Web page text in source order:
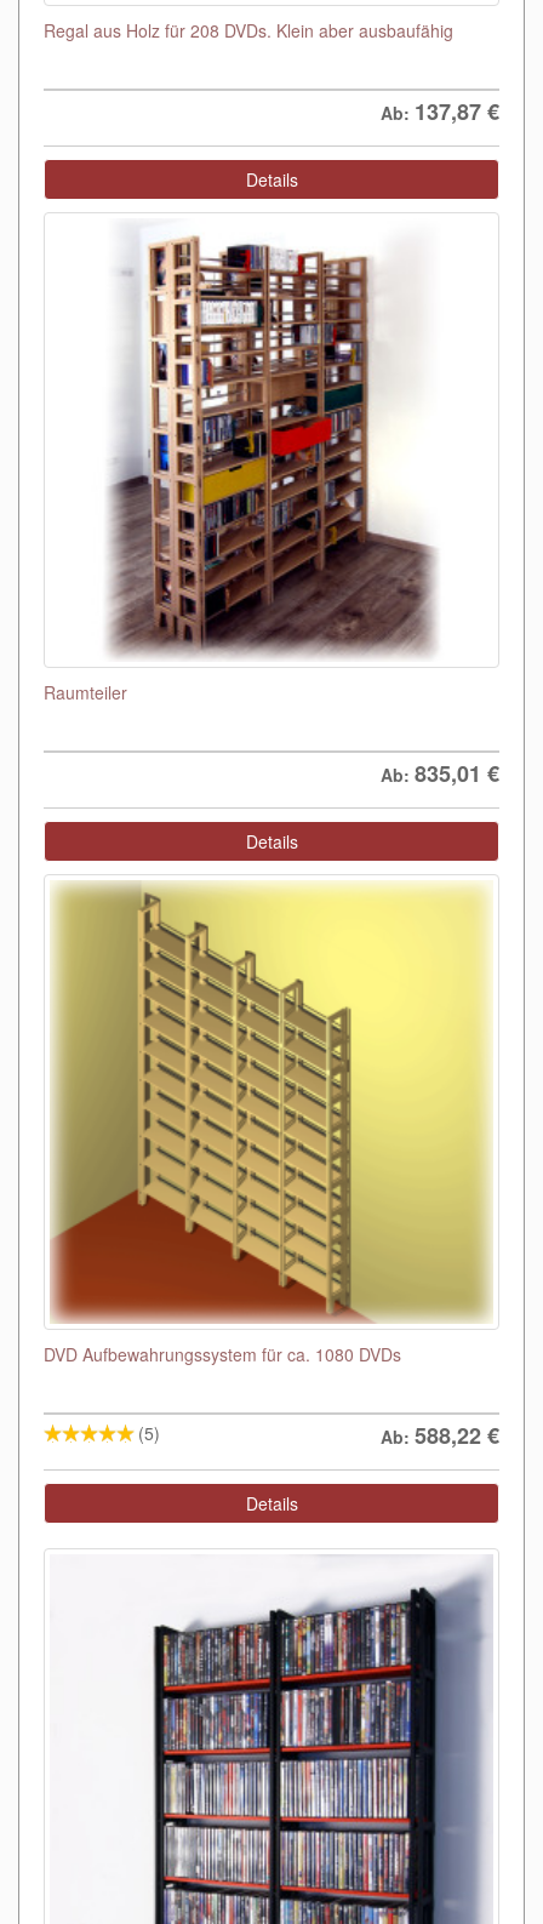
Regal aus Holz für 208 DVDs. Klein aber ausbaufähig
Ab: 137,87€
Details
Raumteiler
Ab: 835,01 €
Details
DVD Aufbewahrungssystem für ca. 1080 DVDs
(5) Ab: 588,22€
Details